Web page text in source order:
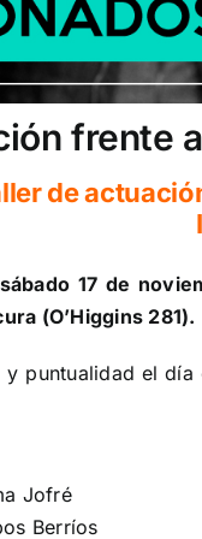
frente
de
sábado 17 de
(O’Higgins 281).
puntualidad el
Jofré
Berríos